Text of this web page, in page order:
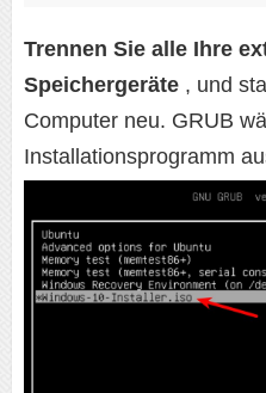
Trennen Sie alle Ihre
Speichergeräte , und
Computer neu. GRUB
Installationsprogramm